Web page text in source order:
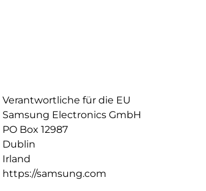
Verantwortliche für die EU
Samsung Electronics GmbH
PO Box 12987
Dublin
Irland
https://samsung.com